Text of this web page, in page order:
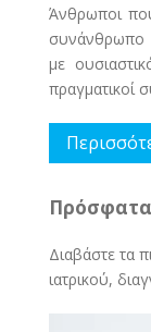
Άνθρωποι
συνάνθρωπο
με
πραγματικοί
Διαβάστε τα
ιατρικού,